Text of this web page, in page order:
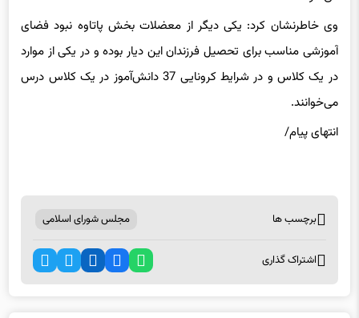
آموزشی مناسب برای تحصیل فرزندان این دیار بوده و در یکی از موارد
در یک کلاس و در شرایط کرونایی 37 دانش‌آموز در یک کلاس درس
می‌خوانند.
انتهای پیام/